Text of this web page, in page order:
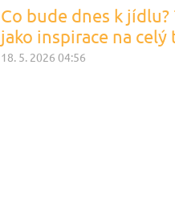
Co bude dnes k jídlu?
jako inspirace na celý
18. 5. 2026 04:56